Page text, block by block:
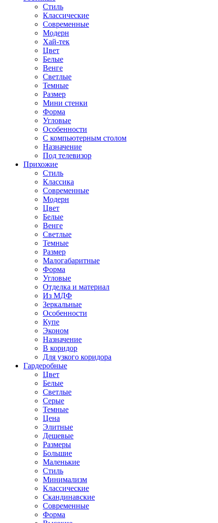
Стиль
Классические
Современные
Модерн
Хай-тек
Цвет
Белые
Венге
Светлые
Темные
Размер
Мини стенки
Форма
Угловые
Особенности
С компьютерным столом
Назначение
Под телевизор
Прихожие
Стиль
Классика
Современные
Модерн
Цвет
Белые
Венге
Светлые
Темные
Размер
Малогабаритные
Форма
Угловые
Отделка и материал
Из МДФ
Зеркальные
Особенности
Купе
Эконом
Назначение
В коридор
Для узкого коридора
Гардеробные
Цвет
Белые
Светлые
Серые
Темные
Цена
Элитные
Дешевые
Размеры
Большие
Маленькие
Стиль
Минимализм
Классические
Скандинавские
Современные
Форма